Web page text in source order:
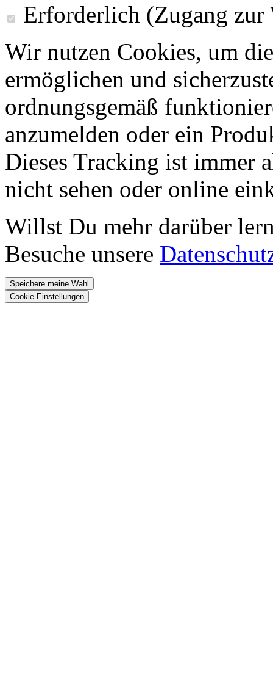
Erforderlich (Zugang zur
Wir nutzen Cookies, um
ermöglichen und
ordnungsgemäß
anzumelden oder ein
Dieses Tracking ist immer
nicht sehen oder online
Willst Du mehr darüber
Besuche unsere
Speichere meine Wahl
Cookie-Einstellungen